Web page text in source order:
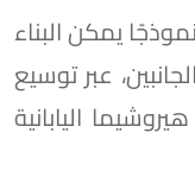
يمكن البناء
عبر توسيع
اليابانية